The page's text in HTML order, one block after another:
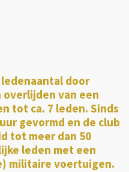
door
van een
tot ca. 7 leden. Sinds
gevormd en de club
tot meer dan 50
leden met een
militaire voertuigen.